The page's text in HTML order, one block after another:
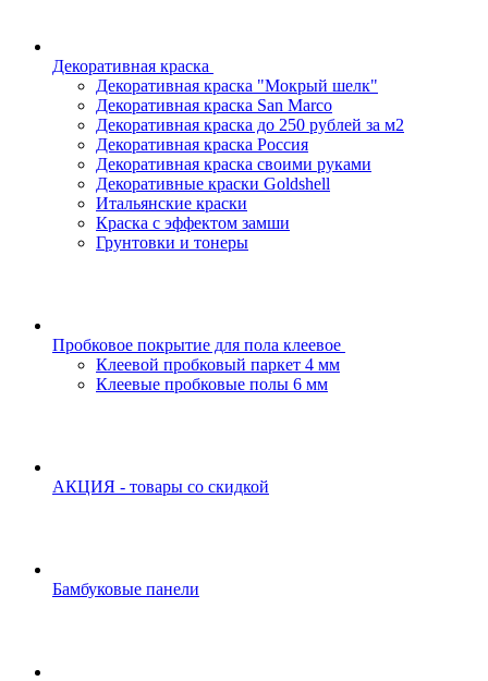
Декоративная краска
Декоративная краска "Мокрый шелк"
Декоративная краска San Marco
Декоративная краска до 250 рублей за м2
Декоративная краска Россия
Декоративная краска своими руками
Декоративные краски Goldshell
Итальянские краски
Краска с эффектом замши
Грунтовки и тонеры
Пробковое покрытие для пола клеевое
Клеевой пробковый паркет 4 мм
Клеевые пробковые полы 6 мм
АКЦИЯ - товары со скидкой
Бамбуковые панели